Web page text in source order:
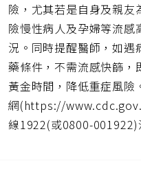
險，尤其若是自身及親
險慢性病人及孕婦等流
況。同時提醒醫師，如遇
藥條件，不需流感快篩，
黃金時間，降低重症風
網(https://
線1922(或0800-001922)